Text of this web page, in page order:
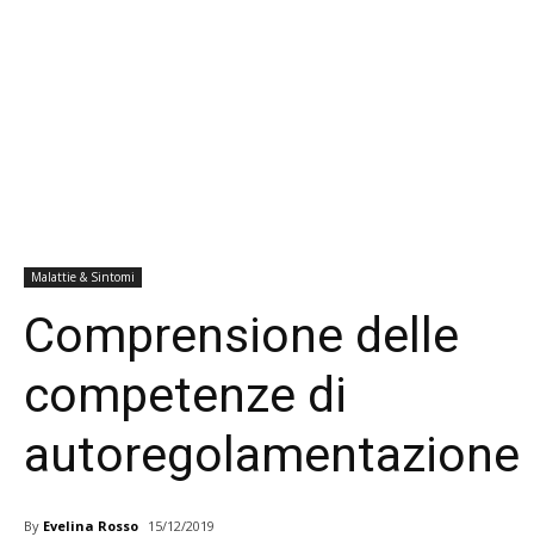
Malattie & Sintomi
Comprensione delle
competenze di
autoregolamentazione
By Evelina Rosso 15/12/2019